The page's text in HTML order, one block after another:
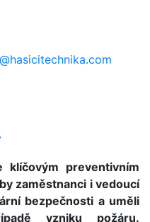
klíčovým preventivním
zaměstnanci i vedoucí
bezpečnosti a uměli
vzniku požáru.